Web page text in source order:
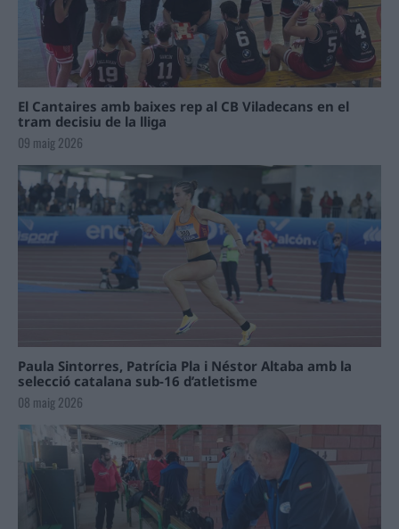
El Cantaires amb baixes rep al CB Viladecans en el
tram decisiu de la lliga
09 maig 2026
Paula Sintorres, Patrícia Pla i Néstor Altaba amb la
selecció catalana sub-16 d’atletisme
08 maig 2026